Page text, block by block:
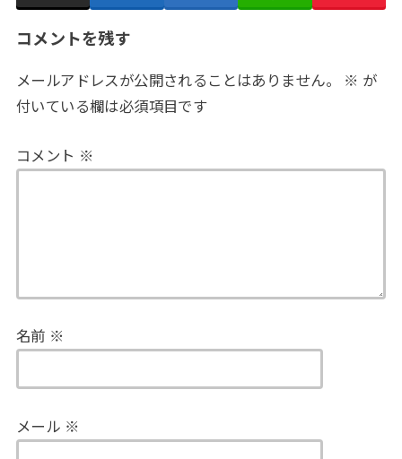
コメントを残す
メールアドレスが公開されることはありません。 ※ が
付いている欄は必須項目です
コメント ※
名前 ※
メール ※